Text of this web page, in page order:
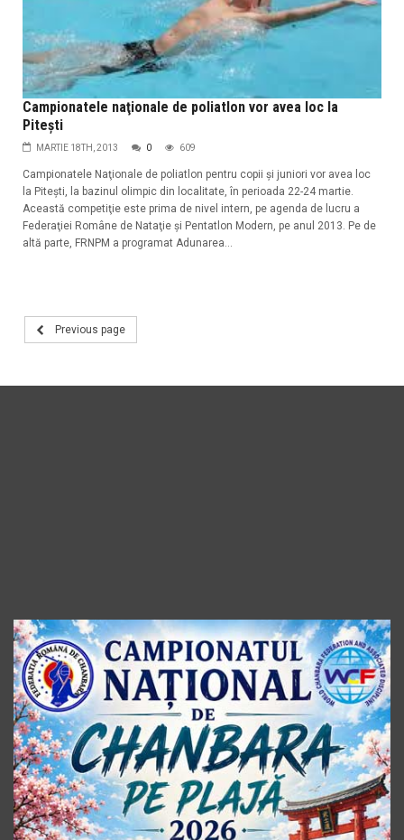
Campionatele naţionale de poliatlon vor avea loc la
Piteşti
MARTIE 18TH, 2013 0 609
Campionatele Naţionale de poliatlon pentru copii şi juniori vor avea loc
la Piteşti, la bazinul olimpic din localitate, în perioada 22-24 martie.
Această competiţie este prima de nivel intern, pe agenda de lucru a
Federaţiei Române de Nataţie şi Pentatlon Modern, pe anul 2013. Pe de
altă parte, FRNPM a programat Adunarea...
Previous page